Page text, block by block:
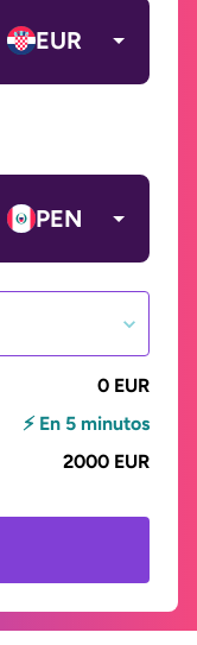
EUR
PEN
0 EUR
⚡ En 5 minutos
2000 EUR